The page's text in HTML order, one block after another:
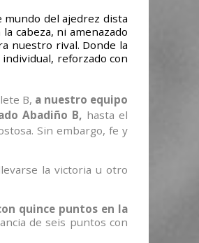
mundo del ajedrez dista
cabeza, ni amenazado
nuestro rival. Donde la
reforzado con
B, a nuestro equipo
Abadiño B, hasta el
Sin embargo, fe y
la victoria u otro
quince puntos en la
de seis puntos con